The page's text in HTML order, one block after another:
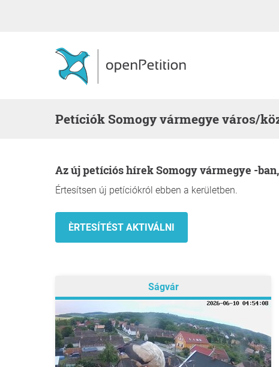
Petíciók Somogy vármegye város/
Az új petíciós hírek Somogy vármegye -
Értesítsen új petíciókról ebben a kerületben.
Ságvár